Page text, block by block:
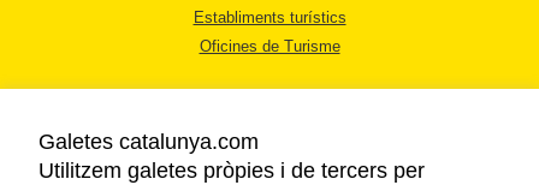
Establiments turístics
Oficines de Turisme
Galetes catalunya.com
Utilitzem galetes pròpies i de tercers per